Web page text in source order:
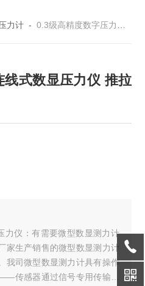
力计- 0.3级高精度数字压力计 连线式数显压力仪 推拉力计
式数显压力仪 推拉
力仪：有需要微型数显测力计
家生产销售的微型数显测力计
我司微型数显测力计具有操作
传感器通过信号专用传输线